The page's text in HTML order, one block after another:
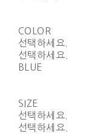
COLOR
선택하세요.
선택하세요.
BLUE
SIZE
선택하세요.
선택하세요.